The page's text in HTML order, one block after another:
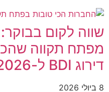
מפתח תקווה
דירוג BDI ל-2026?
8 ביולי 2026